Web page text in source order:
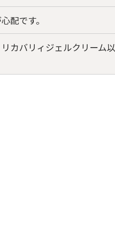
配です。
カバリィジェルクリーム